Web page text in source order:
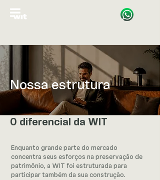
Nossa estrutura
O diferencial da WIT
Enquanto grande parte do mercado
concentra seus esforços na preservação de
patrimônio, a WIT foi estruturada para
participar também da sua construção.